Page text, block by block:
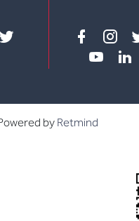
Facebook
by Retmind